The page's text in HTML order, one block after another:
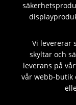
Vi levererar
skyltar och
leverans på
vår webb-butik